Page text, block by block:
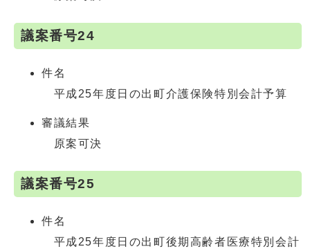
議案番号24
件名
平成25年度日の出町介護保険特別会計予算
審議結果
原案可決
議案番号25
件名
平成25年度日の出町後期高齢者医療特別会計